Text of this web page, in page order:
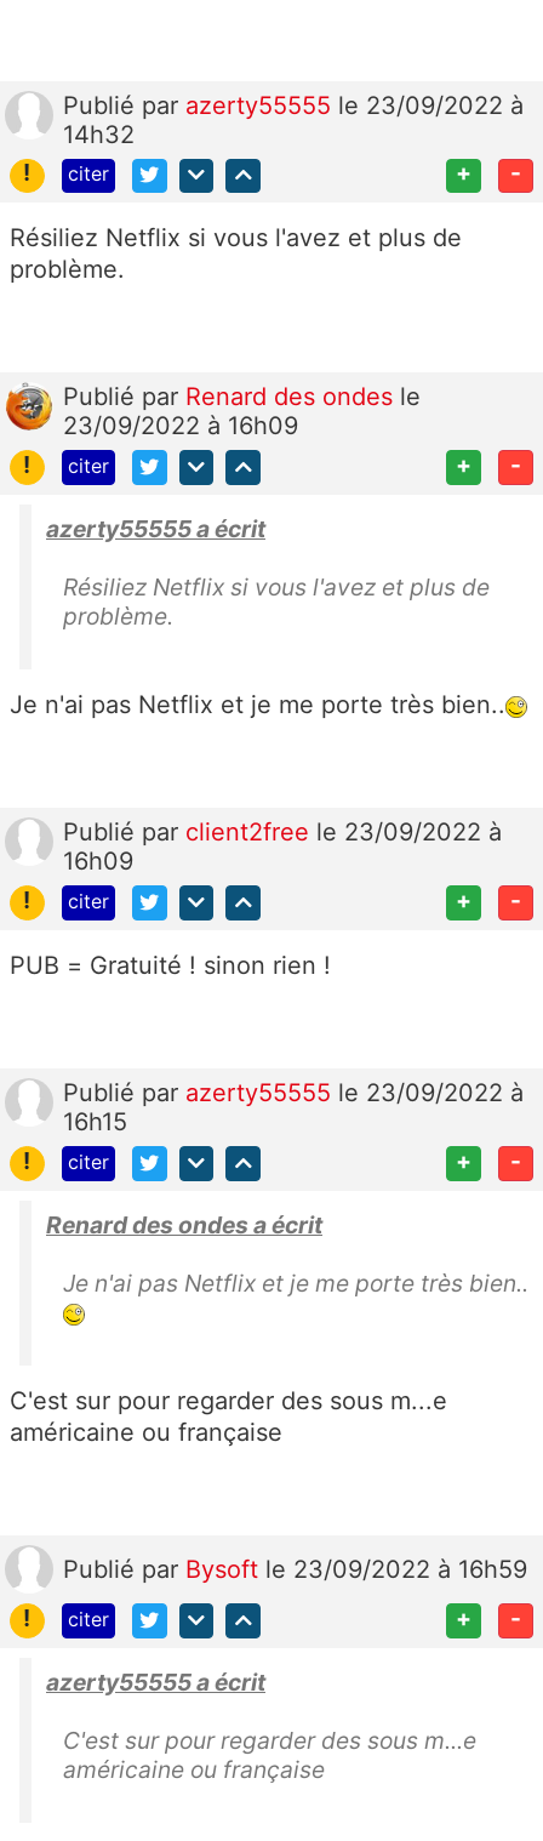
Publié par azerty55555 le 23/09/2022 à
14h32
!
citer + -
Résiliez Netflix si vous l'avez et plus de
problème.
Publié par Renard des ondes le
23/09/2022 à 16h09
!
citer + -
azerty55555 a écrit
Résiliez Netflix si vous l'avez et plus de
problème.
Je n'ai pas Netflix et je me porte très bien..
Publié par client2free le 23/09/2022 à
16h09
!
citer + -
PUB = Gratuité ! sinon rien !
Publié par azerty55555 le 23/09/2022 à
16h15
!
citer + -
Renard des ondes a écrit
Je n'ai pas Netflix et je me porte très bien..
C'est sur pour regarder des sous m...e
américaine ou française
Publié par Bysoft le 23/09/2022 à 16h59
!
citer + -
azerty55555 a écrit
C'est sur pour regarder des sous m...e
américaine ou française